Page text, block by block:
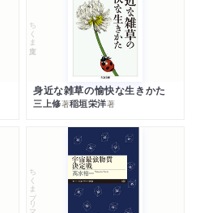
ちくま文庫
身近な雑草の愉快な生きかた
三上修著稲垣栄洋著
ちくまプリマー新書